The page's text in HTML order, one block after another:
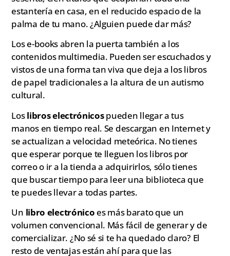
estantería en casa, en el reducido espacio de la
palma de tu mano. ¿Alguien puede dar más?
Los e-books abren la puerta también a los
contenidos multimedia. Pueden ser escuchados y
vistos de una forma tan viva que deja a los libros
de papel tradicionales a la altura de un autismo
cultural.
Loslibros electrónicospueden llegar a tus
manos en tiempo real. Se descargan en Internet y
se actualizan a velocidad meteórica. No tienes
que esperar porque te lleguen los libros por
correo o ir a la tienda a adquirirlos, sólo tienes
que buscar tiempo para leer una biblioteca que
te puedes llevar a todas partes.
Un libro electrónico es más barato que un
volumen convencional. Más fácil de generar y de
comercializar. ¿No sé si te ha quedado claro? El
resto de ventajas están ahí para que las